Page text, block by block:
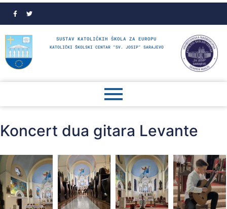
SUSTAV KATOLIČKIH ŠKOLA ZA EUROPU
KATOLIČKI ŠKOLSKI CENTAR "SV. JOSIP" SARAJEVO
Koncert dua gitara Levante